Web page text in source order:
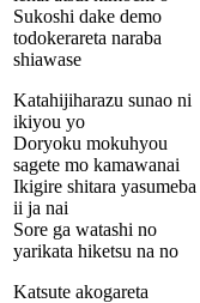
Sukoshi dake demo
todokerareta naraba
shiawase
Katahijiharazu sunao ni
ikiyou yo
Doryoku mokuhyou
sagete mo kamawanai
Ikigire shitara yasumeba
ii ja nai
Sore ga watashi no
yarikata hiketsu na no
Katsute akogareta